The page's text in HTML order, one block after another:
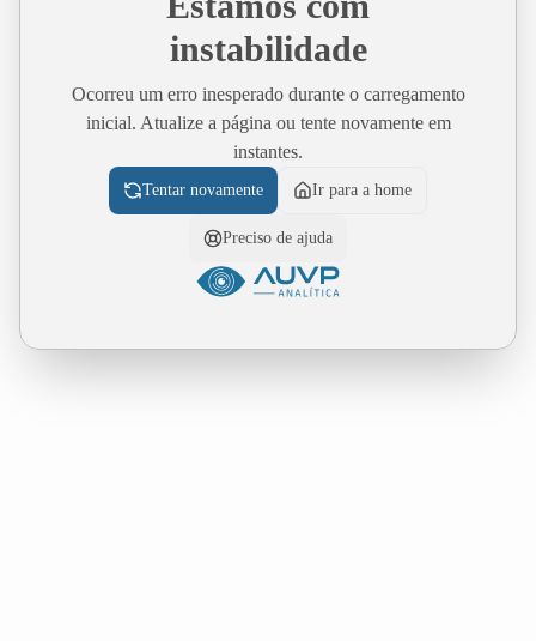
instabilidade
Ocorreu um erro inesperado durante o carregamento
inicial. Atualize a página ou tente novamente em
instantes.
Tentar novamente Ir para a home
Preciso de ajuda